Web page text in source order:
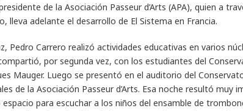
de la Asociación Passeur d’Arts (APA), quien a
lleva adelante el desarrollo de El Sistema en Francia.
Pedro Carrero realizó actividades educativas en varios
por segunda vez, con los estudiantes del
Mauger. Luego se presentó en el auditorio del
de la Asociación Passeur d’Arts. Esa noche resultó muy
para escuchar a los niños del ensamble de